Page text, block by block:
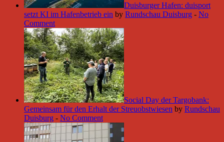
Duisburger Hafen: duisport
setzt KI im Hafenbetrieb ein by Rundschau Duisburg - No
Comment
Social Day der Targobank:
Gemeinsam für den Erhalt der Streuobstwiesen by Rundschau
Duisburg - No Comment